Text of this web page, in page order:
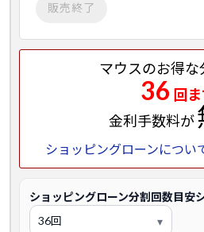
販売終了
マウスのお得な
36 回
金利手数料が
ショッピングローンにつ
ショッピングローン分割回数目安